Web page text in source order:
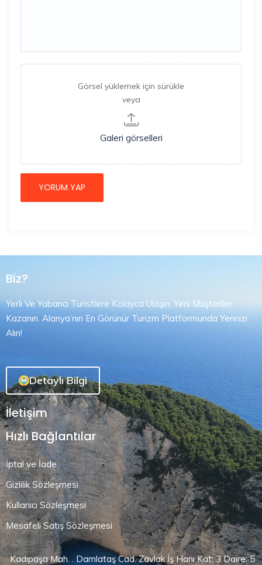
Görsel yüklemek için sürükle
veya
Galeri görselleri
Biz?
Yerli Ve Yabancı Turistlere Kolayca Ulaşın, Yeni Müşteriler
Kazanın. Alanya’nın En Görünür Turizm Platformunda Yerinizi
Alın!
Detaylı Bilgi
İletişim
Hızlı Bağlantılar
İptal ve İade
Gizlilik Sözleşmesi
Kullanıcı Sözleşmesi
Mesafeli Satış Sözleşmesi
Kadıpaşa Mah. . Damlataş Cad. Zavlak İş Hanı Kat: 3 Daire: 5